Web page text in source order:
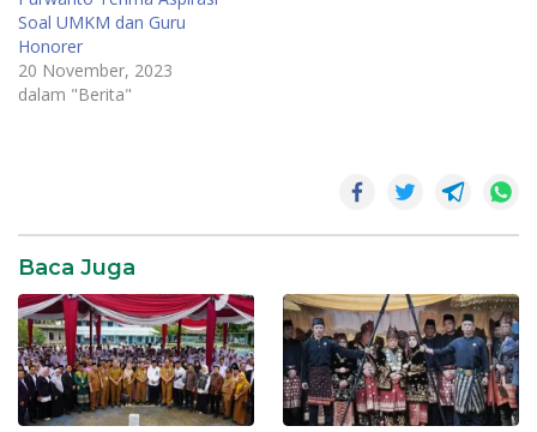
Soal UMKM dan Guru
Honorer
20 November, 2023
dalam "Berita"
Purwanto
Pemerintahan
SR28
Baca Juga